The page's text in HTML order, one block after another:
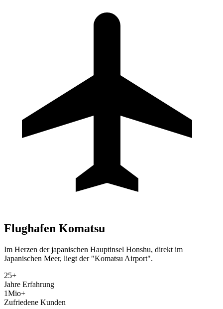
Flughafen Komatsu
Im Herzen der japanischen Hauptinsel Honshu, direkt im
Japanischen Meer, liegt der "Komatsu Airport".
25+
Jahre Erfahrung
1Mio+
Zufriedene Kunden